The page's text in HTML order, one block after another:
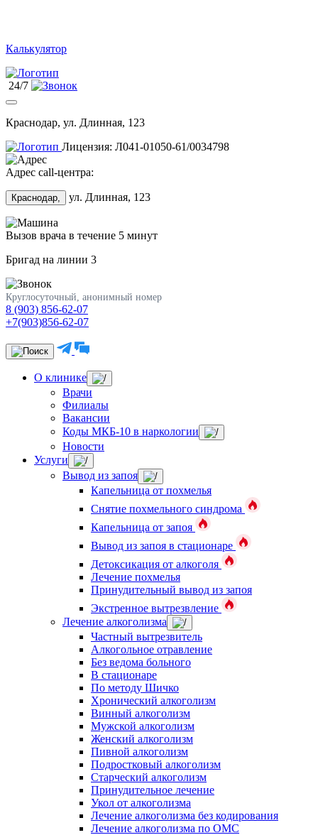
Калькулятор
24/7
Краснодар, ул. Длинная, 123
Лицензия: Л041-01050-61/0034798
Адрес call-центра:
Краснодар, ул. Длинная, 123
Вызов врача в течение 5 минут
Бригад на линии 3
Круглосуточный, анонимный номер
8 (903) 856-62-07
+7(903)856-62-07
О клинике
Врачи
Филиалы
Вакансии
Коды МКБ-10 в наркологии
Новости
Услуги
Вывод из запоя
Капельница от похмелья
Снятие похмельного синдрома
Капельница от запоя
Вывод из запоя в стационаре
Детоксикация от алкоголя
Лечение похмелья
Принудительный вывод из запоя
Экстренное вытрезвление
Лечение алкоголизма
Частный вытрезвитель
Алкогольное отравление
Без ведома больного
В стационаре
По методу Шичко
Хронический алкоголизм
Винный алкоголизм
Мужской алкоголизм
Женский алкоголизм
Пивной алкоголизм
Подростковый алкоголизм
Старческий алкоголизм
Принудительное лечение
Укол от алкоголизма
Лечение алкоголизма без кодирования
Лечение алкоголизма по ОМС